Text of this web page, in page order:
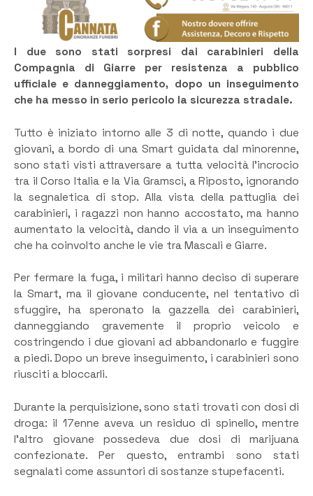
I due sono stati sorpresi dai carabinieri della
Compagnia di Giarre per resistenza a pubblico
ufficiale e danneggiamento, dopo un inseguimento
che ha messo in serio pericolo la sicurezza stradale.
Tutto è iniziato intorno alle 3 di notte, quando i due
giovani, a bordo di una Smart guidata dal minorenne,
sono stati visti attraversare a tutta velocità l’incrocio
tra il Corso Italia e la Via Gramsci, a Riposto, ignorando
la segnaletica di stop. Alla vista della pattuglia dei
carabinieri, i ragazzi non hanno accostato, ma hanno
aumentato la velocità, dando il via a un inseguimento
che ha coinvolto anche le vie tra Mascali e Giarre.
Per fermare la fuga, i militari hanno deciso di superare
la Smart, ma il giovane conducente, nel tentativo di
sfuggire, ha speronato la gazzella dei carabinieri,
danneggiando gravemente il proprio veicolo e
costringendo i due giovani ad abbandonarlo e fuggire
a piedi. Dopo un breve inseguimento, i carabinieri sono
riusciti a bloccarli.
Durante la perquisizione, sono stati trovati con dosi di
droga: il 17enne aveva un residuo di spinello, mentre
l’altro giovane possedeva due dosi di marijuana
confezionate. Per questo, entrambi sono stati
segnalati come assuntori di sostanze stupefacenti.